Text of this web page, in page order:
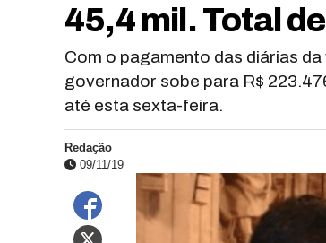
45,4 mil. Total
Com o pagamento das diárias
governador sobe para R$
até esta sexta-feira.
Redação
09/11/19